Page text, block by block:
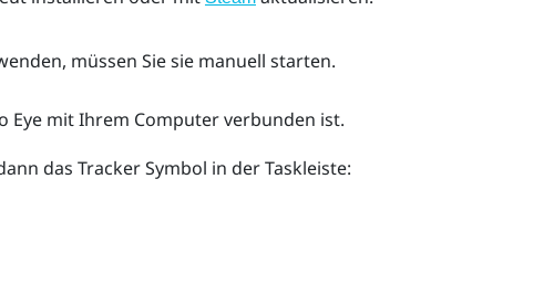
müssen Sie sie manuell starten.
Eyemit Ihrem Computer verbunden ist.
das Tracker Symbol in der Taskleiste: